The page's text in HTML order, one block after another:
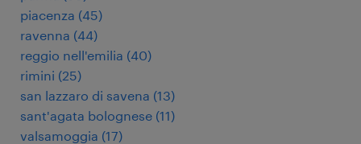
piacenza (45)
ravenna (44)
reggio nell'emilia (40)
rimini (25)
san lazzaro di savena (13)
sant'agata bolognese (11)
valsamoggia (17)